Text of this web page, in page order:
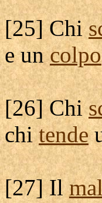
[25] Chi
e uncolpo
[26] Chi
chitende
[27] Il